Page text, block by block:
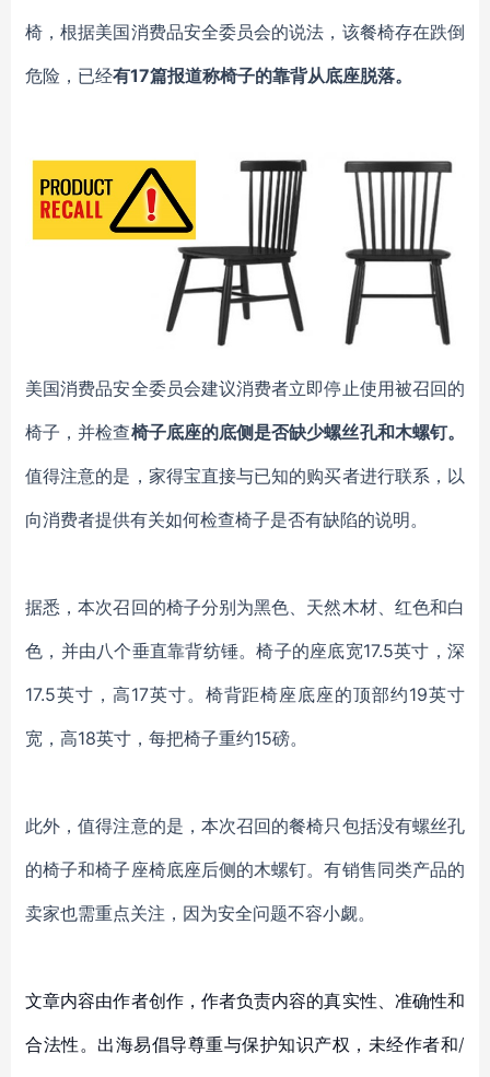
椅，根据美国消费品安全委员会的说法，该餐椅存在跌倒
危险，已经有17篇报道称椅子的靠背从底座脱落。
美国消费品安全委员会建议消费者立即停止使用被召回的
椅子，并检查椅子底座的底侧是否缺少螺丝孔和木螺钉。
值得注意的是，家得宝直接与已知的购买者进行联系，以
向消费者提供有关如何检查椅子是否有缺陷的说明。
据悉，本次召回的椅子分别为黑色、天然木材、红色和白
色，并由八个垂直靠背纺锤。椅子的座底宽17.5英寸，深
17.5英寸，高17英寸。椅背距椅座底座的顶部约19英寸
宽，高18英寸，每把椅子重约15磅。
此外，值得注意的是，本次召回的餐椅只包括没有螺丝孔
的椅子和椅子座椅底座后侧的木螺钉。有销售同类产品的
卖家也需重点关注，因为安全问题不容小觑。
文章内容由作者创作，作者负责内容的真实性、准确性和
合法性。出海易倡导尊重与保护知识产权，未经作者和/